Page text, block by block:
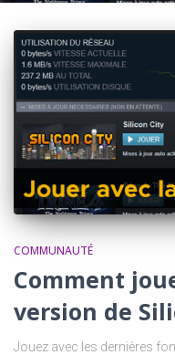
COMMUNAUTÉ
Comment
version de
Jouez avec les dernières